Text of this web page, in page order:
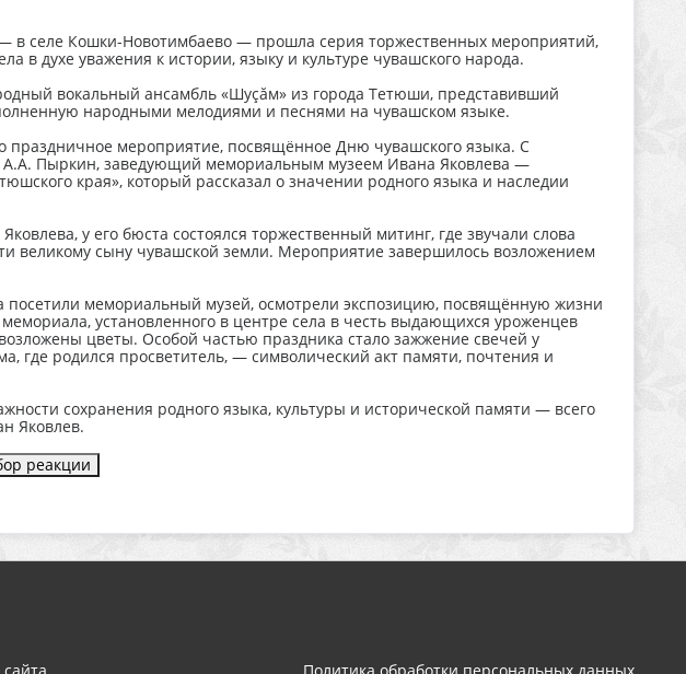
в селе Кошки-Новотимбаево — прошла серия торжественных мероприятий,
в духе уважения к истории, языку и культуре чувашского народа.
вокальный ансамбль «Шуçăм» из города Тетюши, представивший
народными мелодиями и песнями на чувашском языке.
праздничное мероприятие, посвящённое Дню чувашского языка. С
А.А. Пыркин, заведующий мемориальным музеем Ивана Яковлева —
края», который рассказал о значении родного языка и наследии
у его бюста состоялся торжественный митинг, где звучали слова
великому сыну чувашской земли. Мероприятие завершилось возложением
посетили мемориальный музей, осмотрели экспозицию, посвящённую жизни
установленного в центре села в честь выдающихся уроженцев
цветы. Особой частью праздника стало зажжение свечей у
где родился просветитель, — символический акт памяти, почтения и
сохранения родного языка, культуры и исторической памяти — всего
Яковлев.
реакции